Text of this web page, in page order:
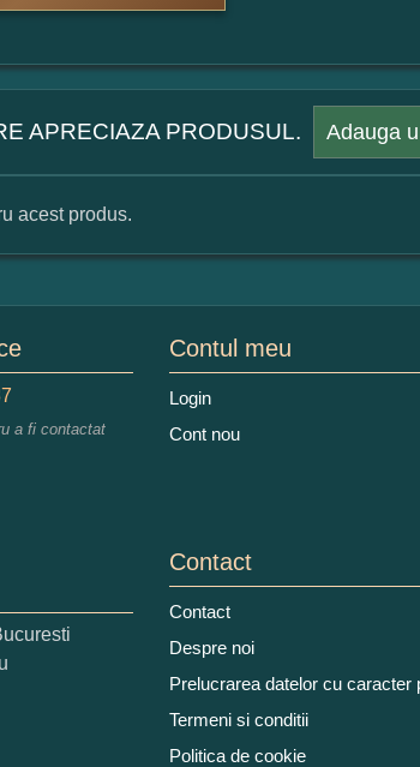
APRECIAZA PRODUSUL. Adauga
despre acest produs:
acestui produs?
acest produs.
a fi contactat
Contul meu
Login
Cont nou
Contact
Contact
Despre noi
Prelucrarea datelor cu caracter
Termeni si conditii
Politica de cookie